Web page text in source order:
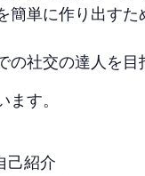
簡単に作り出す
社交の達人を目
す。
己紹介